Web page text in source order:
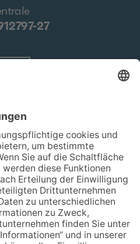
27
Mail
uns